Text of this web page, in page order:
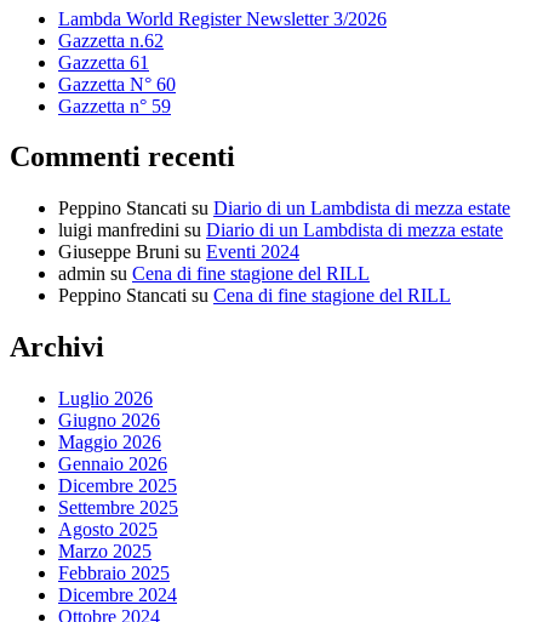
Lambda World Register Newsletter 3/2026
Gazzetta n.62
Gazzetta 61
Gazzetta N° 60
Gazzetta n° 59
Commenti recenti
Peppino Stancati su Diario di un Lambdista di mezza estate
luigi manfredini su Diario di un Lambdista di mezza estate
Giuseppe Bruni su Eventi 2024
admin su Cena di fine stagione del RILL
Peppino Stancati su Cena di fine stagione del RILL
Archivi
Luglio 2026
Giugno 2026
Maggio 2026
Gennaio 2026
Dicembre 2025
Settembre 2025
Agosto 2025
Marzo 2025
Febbraio 2025
Dicembre 2024
Ottobre 2024